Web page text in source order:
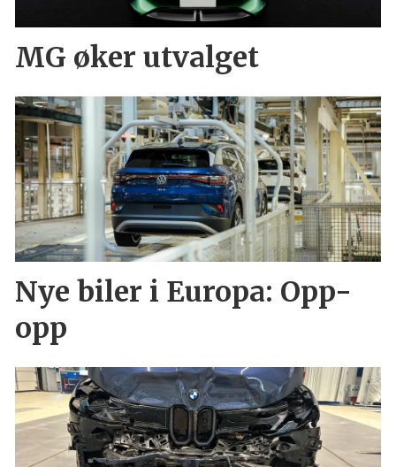
MG øker utvalget
Nye biler i Europa: Opp-
opp